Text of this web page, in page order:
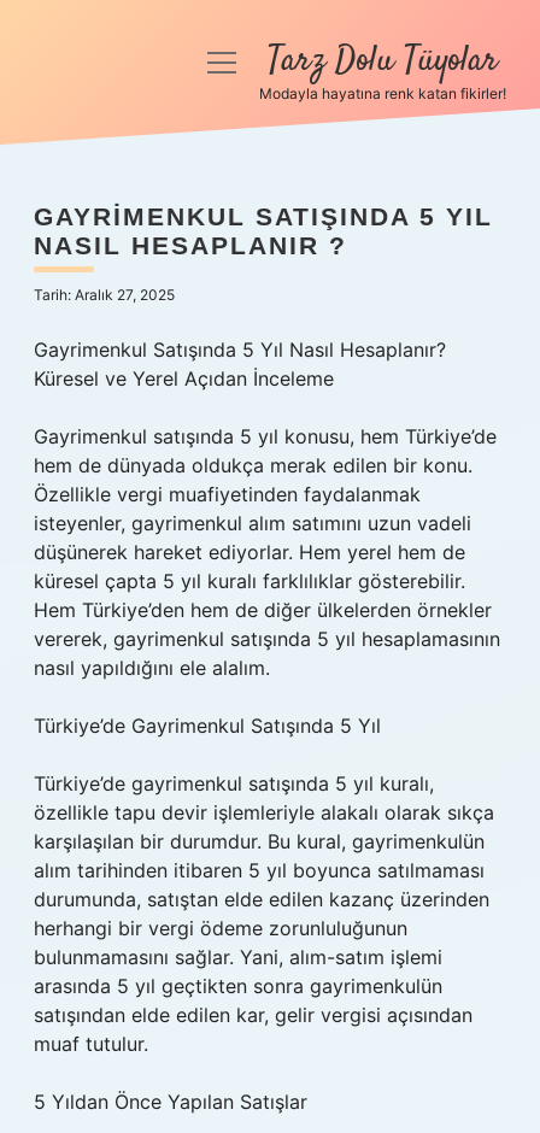
Anasayfa
Yasal Uyarı
Hakkımızda
menüyüTarz Dolu Tüyolar
Modayla hayatına renk katan fikirler!
GAYRIMENKUL SATIŞINDA 5 YIL
NASIL HESAPLANIR ?
Tarih: Aralık 27, 2025
Gayrimenkul Satışında 5 Yıl Nasıl Hesaplanır?
Küresel ve Yerel Açıdan İnceleme
Gayrimenkul satışında 5 yıl konusu, hem Türkiye’de
hem de dünyada oldukça merak edilen bir konu.
Özellikle vergi muafiyetinden faydalanmak
isteyenler, gayrimenkul alım satımını uzun vadeli
düşünerek hareket ediyorlar. Hem yerel hem de
küresel çapta 5 yıl kuralı farklılıklar gösterebilir.
Hem Türkiye’den hem de diğer ülkelerden örnekler
vererek, gayrimenkul satışında 5 yıl hesaplamasının
nasıl yapıldığını ele alalım.
Türkiye’de Gayrimenkul Satışında 5 Yıl
Türkiye’de gayrimenkul satışında 5 yıl kuralı,
özellikle tapu devir işlemleriyle alakalı olarak sıkça
karşılaşılan bir durumdur. Bu kural, gayrimenkulün
alım tarihinden itibaren 5 yıl boyunca satılmaması
durumunda, satıştan elde edilen kazanç üzerinden
herhangi bir vergi ödeme zorunluluğunun
bulunmamasını sağlar. Yani, alım-satım işlemi
arasında 5 yıl geçtikten sonra gayrimenkulün
satışından elde edilen kar, gelir vergisi açısından
muaf tutulur.
5 Yıldan Önce Yapılan Satışlar